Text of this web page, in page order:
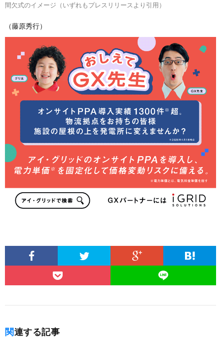
間欠式のイメージ（いずれもプレスリリースより引用）
（藤原秀行）
関連する記事